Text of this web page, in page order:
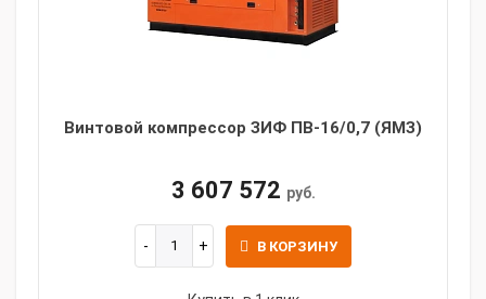
Винтовой компрессор ЗИФ ПВ-16/0,7 (ЯМЗ)
3 607 572 руб.
В КОРЗИНУ